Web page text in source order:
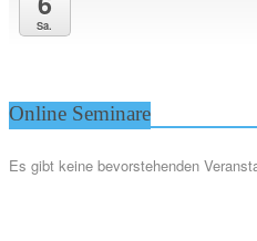
Sa.
Online Seminare
Es gibt keine bevorstehenden